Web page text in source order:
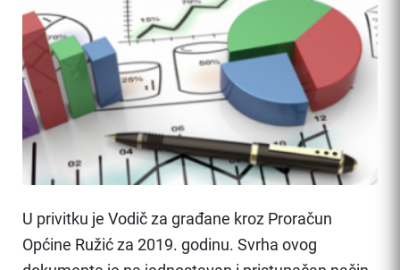
U privitku je Vodič za građane kroz Proračun
Općine Ružić za 2019. godinu. Svrha ovog